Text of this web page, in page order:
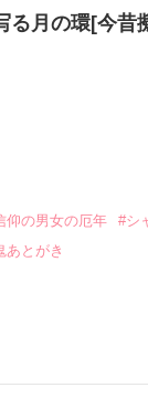
感想
る月の環[今昔
仰の男女の厄年 #シ
あとがき
が死ぬかもしれま